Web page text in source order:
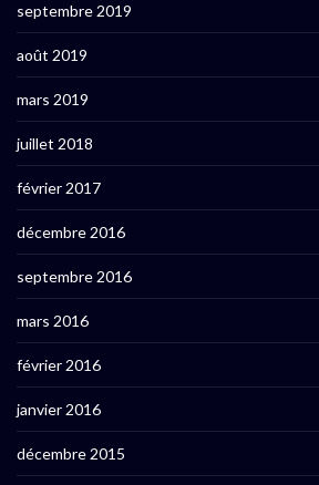
septembre 2019
août 2019
mars 2019
juillet 2018
février 2017
décembre 2016
septembre 2016
mars 2016
février 2016
janvier 2016
décembre 2015